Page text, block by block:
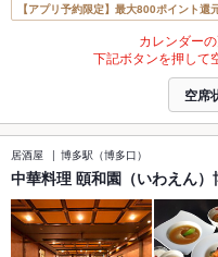
【アプリ予約限定】最大800ポイント還
カレンダー
下記ボタンを押して
空席
居酒屋 博多駅（博多口）
中華料理 頤和園（いわえん）